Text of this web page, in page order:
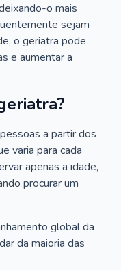
o mais
sejam
o geriatra pode
e aumentar a
a partir dos
varia para cada
apenas a idade,
procurar um
global da
da maioria das